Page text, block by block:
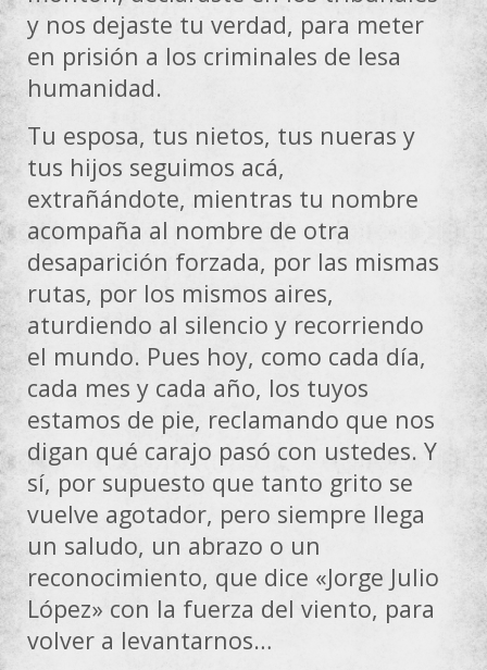
y nos dejaste tu verdad, para meter
en prisión a los criminales de lesa
humanidad.
Tu esposa, tus nietos, tus nueras y
tus hijos seguimos acá,
extrañándote, mientras tu nombre
acompaña al nombre de otra
desaparición forzada, por las mismas
rutas, por los mismos aires,
aturdiendo al silencio y recorriendo
el mundo. Pues hoy, como cada día,
cada mes y cada año, los tuyos
estamos de pie, reclamando que nos
digan qué carajo pasó con ustedes. Y
sí, por supuesto que tanto grito se
vuelve agotador, pero siempre llega
un saludo, un abrazo o un
reconocimiento, que dice «Jorge Julio
López» con la fuerza del viento, para
volver a levantarnos…